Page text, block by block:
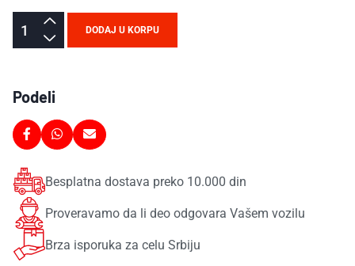
DODAJ U KORPU
Podeli
Besplatna dostava preko 10.000 din
Proveravamo da li deo odgovara Vašem vozilu
Brza isporuka za celu Srbiju